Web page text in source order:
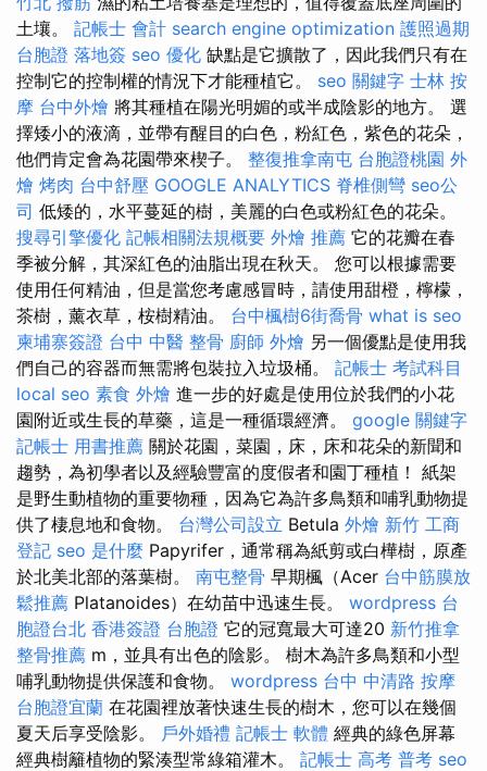
土壤。 記帳士 會計 search engine optimization 護照過期
台胞證 落地簽 seo 優化 缺點是它擴散了，因此我們只有在
控制它的控制權的情況下才能種植它。 seo 關鍵字 士林 按
摩 台中外燴 將其種植在陽光明媚的或半成陰影的地方。 選
擇矮小的液滴，並帶有醒目的白色，粉紅色，紫色的花朵，
他們肯定會為花園帶來楔子。 整復推拿南屯 台胞證桃園 外
燴 烤肉 台中舒壓 GOOGLE ANALYTICS 脊椎側彎 seo公
司 低矮的，水平蔓延的樹，美麗的白色或粉紅色的花朵。
搜尋引擎優化 記帳相關法規概要 外燴 推薦 它的花瓣在春
季被分解，其深紅色的油脂出現在秋天。 您可以根據需要
使用任何精油，但是當您考慮感冒時，請使用甜橙，檸檬，
茶樹，薰衣草，桉樹精油。 台中楓樹6街喬骨 what is seo
柬埔寨簽證 台中 中醫 整骨 廚師 外燴 另一個優點是使用我
們自己的容器而無需將包裝拉入垃圾桶。 記帳士 考試科目
local seo 素食 外燴 進一步的好處是使用位於我們的小花
園附近或生長的草藥，這是一種循環經濟。 google 關鍵字
記帳士 用書推薦 關於花園，菜園，床，床和花朵的新聞和
趨勢，為初學者以及經驗豐富的度假者和園丁種植！ 紙架
是野生動植物的重要物種，因為它為許多鳥類和哺乳動物提
供了棲息地和食物。 台灣公司設立 Betula 外燴 新竹 工商
登記 seo 是什麼 Papyrifer，通常稱為紙剪或白樺樹，原產
於北美北部的落葉樹。 南屯整骨 早期楓（Acer 台中筋膜放
鬆推薦 Platanoides）在幼苗中迅速生長。 wordpress 台
胞證台北 香港簽證 台胞證 它的冠寬最大可達20 新竹推拿
整骨推薦 m，並具有出色的陰影。 樹木為許多鳥類和小型
哺乳動物提供保護和食物。 wordpress 台中 中清路 按摩
台胞證宜蘭 在花園裡放著快速生長的樹木，您可以在幾個
夏天后享受陰影。 戶外婚禮 記帳士 軟體 經典的綠色屏幕
經典樹籬植物的緊湊型常綠箱灌木。 記帳士 高考 普考 seo